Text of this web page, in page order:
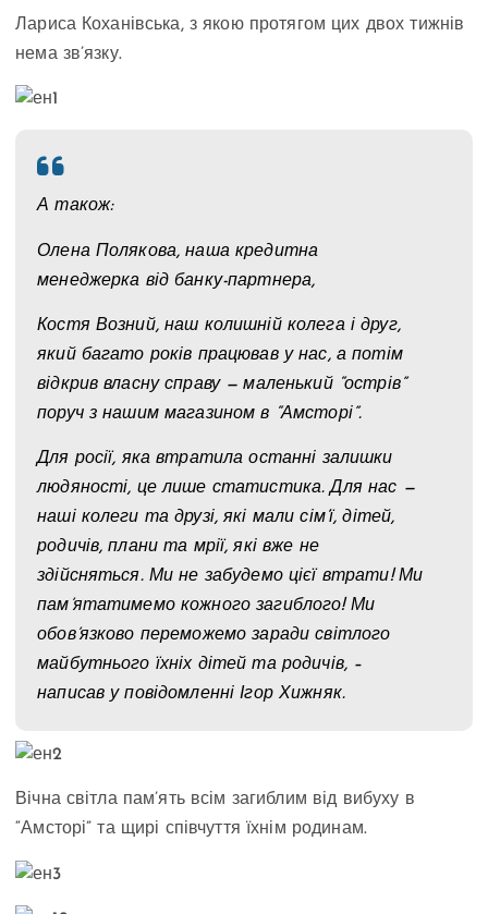
Лариса Коханівська, з якою протягом цих двох тижнів
нема зв’язку.
А також:
Олена Полякова, наша кредитна
менеджерка від банку-партнера,
Костя Возний, наш колишній колега і друг,
який багато років працював у нас, а потім
відкрив власну справу — маленький “острів”
поруч з нашим магазином в “Амсторі”.
Для росії, яка втратила останні залишки
людяності, це лише статистика. Для нас —
наші колеги та друзі, які мали сім’ї, дітей,
родичів, плани та мрії, які вже не
здійсняться. Ми не забудемо цієї втрати! Ми
пам’ятатимемо кожного загиблого! Ми
обов’язково переможемо заради світлого
майбутнього їхніх дітей та родичів, –
написав у повідомленні Ігор Хижняк.
Вічна світла пам’ять всім загиблим від вибуху в
“Амсторі” та щирі співчуття їхнім родинам.